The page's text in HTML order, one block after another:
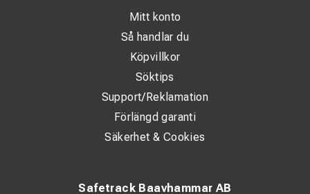
Safetrack Baavhammar AB
Mitt konto
Så handlar du
Köpvillkor
Söktips
Support/Reklamation
Förlängd garanti
Säkerhet & Cookies